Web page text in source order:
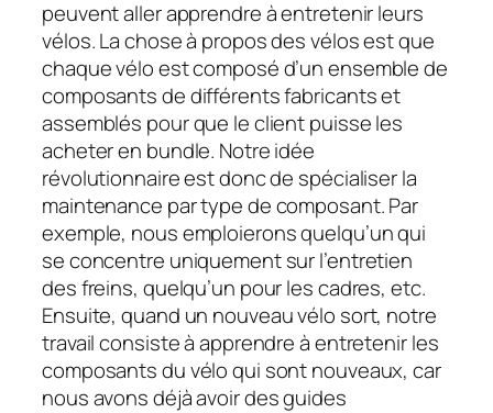
peuvent aller apprendre à entretenir leurs
vélos. La chose à propos des vélos est que
chaque vélo est composé d’un ensemble de
composants de différents fabricants et
assemblés pour que le client puisse les
acheter en bundle. Notre idée
révolutionnaire est donc de spécialiser la
maintenance par type de composant. Par
exemple, nous emploierons quelqu’un qui
se concentre uniquement sur l’entretien
des freins, quelqu’un pour les cadres, etc.
Ensuite, quand un nouveau vélo sort, notre
travail consiste à apprendre à entretenir les
composants du vélo qui sont nouveaux, car
nous avons déjà avoir des guides